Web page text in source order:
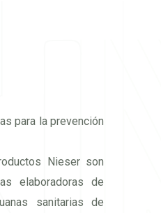
para la prevención
Nieser son
elaboradoras de
sanitarias de